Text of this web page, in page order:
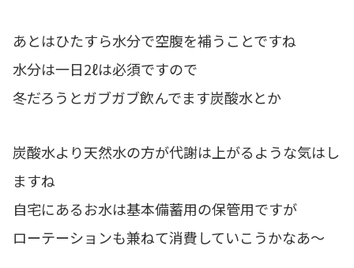
あとはひたすら水分で空腹を補うことですね
水分は一日2ℓは必須ですので
冬だろうとガブガブ飲んでます炭酸水とか
炭酸水より天然水の方が代謝は上がるような気はし
ますね
自宅にあるお水は基本備蓄用の保管用ですが
ローテーションも兼ねて消費していこうかなあ～